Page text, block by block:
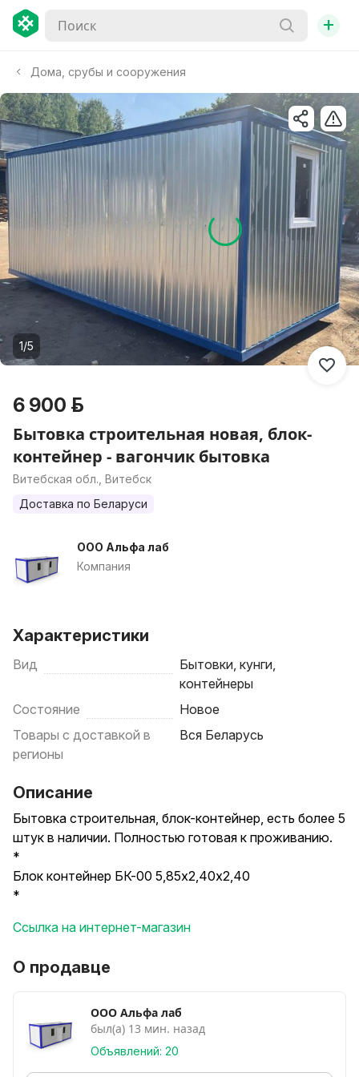
+
Дома, срубы и сооружения
1/5
6 900 р.
Бытовка строительная новая, блок-
контейнер - вагончик бытовка
Витебская обл., Витебск
Доставка по Беларуси
ООО Альфа лаб
Компания
Характеристики
Вид
Бытовки, кунги,
контейнеры
Состояние
Новое
Товары с доставкой в
регионы
Вся Беларусь
Описание
Бытовка строительная, блок-контейнер, есть более 5
штук в наличии. Полностью готовая к проживанию.
*
Блок контейнер БК-00 5,85х2,40х2,40
*
лага усиления - швеллер
каркас окрашен грунтомэмалью ХВ-0278 синего
Стены: снаружи профнастил оцинкованный С8,
0.35мм; обрешётка каркаса из
бруса 50х50 1-го сорта; утеплитель; пароизоляция –
Ссылка на интернет-магазин
О продавце
ООО Альфа лаб
был(а) 13 мин. назад
Объявлений: 20